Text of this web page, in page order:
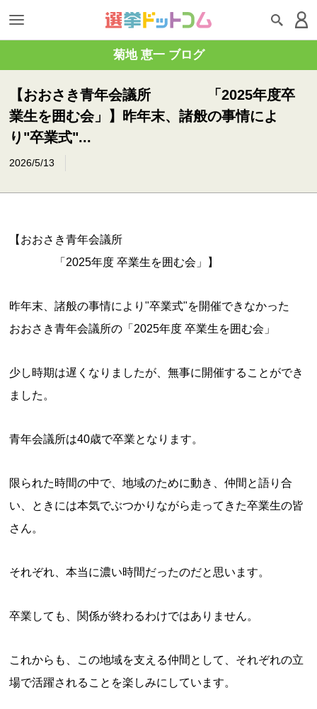
菊地 恵一 ブログ
【おおさき青年会議所 「2025年度卒
業生を囲む会」】昨年末、諸般の事情によ
り"卒業式"...
2026/5/13
【おおさき青年会議所
「2025年度 卒業生を囲む会」】
昨年末、諸般の事情により"卒業式"を開催できなかった
おおさき青年会議所の「2025年度 卒業生を囲む会」
少し時期は遅くなりましたが、無事に開催することができ
ました。
青年会議所は40歳で卒業となります。
限られた時間の中で、地域のために動き、仲間と語り合
い、ときには本気でぶつかりながら走ってきた卒業生の皆
さん。
それぞれ、本当に濃い時間だったのだと思います。
卒業しても、関係が終わるわけではありません。
これからも、この地域を支える仲間として、それぞれの立
場で活躍されることを楽しみにしています。